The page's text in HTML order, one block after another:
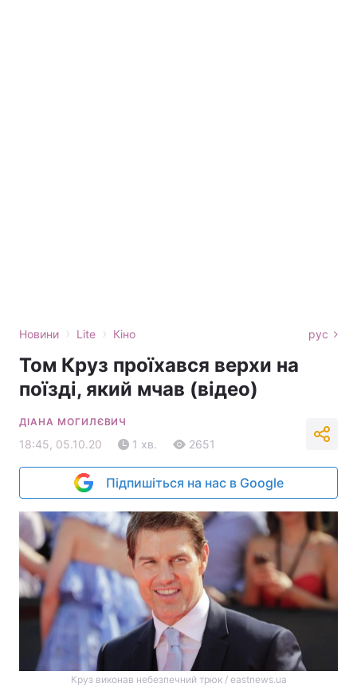
Новини › Lite › Кіно рус
Том Круз проїхався верхи на
поїзді, який мчав (відео)
ДІАНА МОГИЛЄВИЧ
18:45, 05.10.20 1 хв. 2651
Підпишіться на нас в Google
Круз виконав небезпечний трюк / eastnews.ua